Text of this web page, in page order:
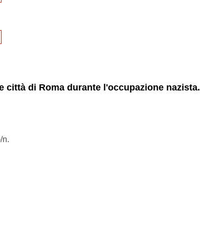
città di Roma durante l'occupazione nazista.
n.